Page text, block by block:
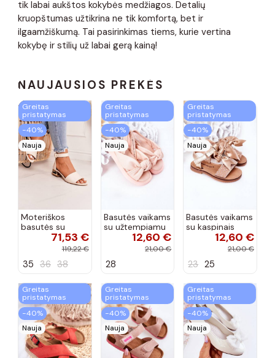
tik labai aukštos kokybės medžiagos. Detalių
kruopštumas užtikrina ne tik komfortą, bet ir
ilgaamžiškumą. Tai pasirinkimas tiems, kurie vertina
kokybę ir stilių už labai gerą kainą!
NAUJAUSIOS PREKĖS
Greitas
pristatymas
−40%
Nauja
Moteriškos
basutės su
aukso spalvos
kulniukais Laura
spalvos
71,53 €
119,22 €
35 36 38
Greitas
pristatymas
−40%
Nauja
Basutės vaikams
su užtempiamu
užsegimu
rožinės spalvos
12,60 €
21,00 €
28
Greitas
pristatymas
−40%
Nauja
Basutės vaikams
su kaspinais
aukso spalvos
12,60 €
21,00 €
23 25
Greitas
pristatymas
−40%
Nauja
Greitas
pristatymas
−40%
Nauja
Greitas
pristatymas
−40%
Nauja